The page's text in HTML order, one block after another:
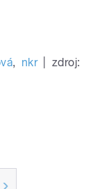
, nkr
zdroj: